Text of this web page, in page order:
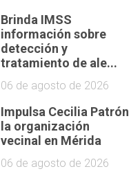
Brinda IMSS
información sobre
detección y
tratamiento de ale...
06 de agosto de 2026
Impulsa Cecilia Patrón
la organización
vecinal en Mérida
06 de agosto de 2026